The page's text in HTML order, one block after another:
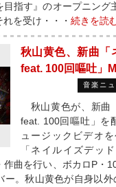
目指す』のオープニング
を受け・・・ 続きを読
秋山黄色、新曲「
feat. 100回嘔吐」
音楽ニュ
秋山黄色が、新曲
feat. 100回嘔吐」を
ュージックビデオ
「ネイルイズデッ
作曲を行い、ボカロP・
ー。秋山黄色が自身以外